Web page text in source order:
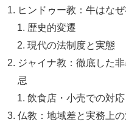
ヒンドゥー教：牛はな
歴史的変遷
現代の法制度と実態
ジャイナ教：徹底した
忌
飲食店・小売での対応
仏教：地域差と実務上